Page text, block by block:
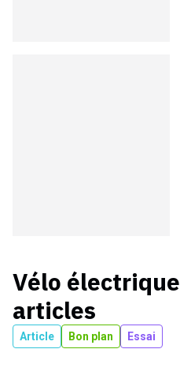
Vélo électrique
articles
Article Bon plan Essai